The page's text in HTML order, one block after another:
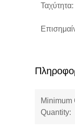
Ταχύτητα:
Minimum
Quantity: